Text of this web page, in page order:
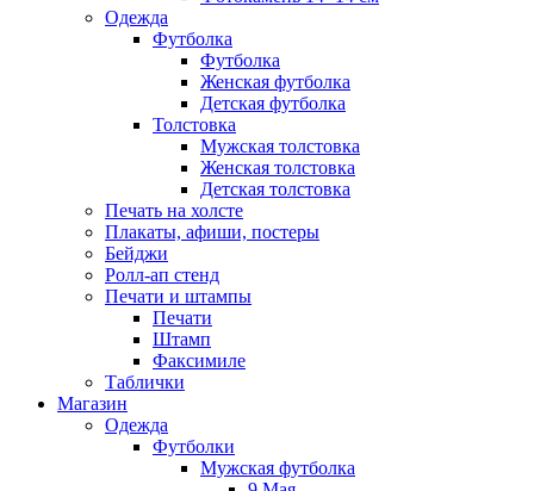
Одежда
Футболка
Футболка
Женская футболка
Детская футболка
Толстовка
Мужская толстовка
Женская толстовка
Детская толстовка
Печать на холсте
Плакаты, афиши, постеры
Бейджи
Ролл-ап стенд
Печати и штампы
Печати
Штамп
Факсимиле
Таблички
Магазин
Одежда
Футболки
Мужская футболка